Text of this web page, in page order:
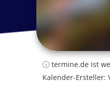
termine.de ist
Kalender-Ersteller: